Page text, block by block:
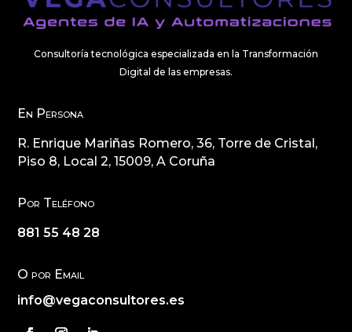
Consultoría tecnológica especializada en la Transformación
Digital de las empresas.
En Persona
R. Enrique Mariñas Romero, 36, Torre de Cristal,
Piso 8, Local 2, 15009, A Coruña
Por Teléfono
881 55 48 28
O por Email
info@vegaconsultores.es